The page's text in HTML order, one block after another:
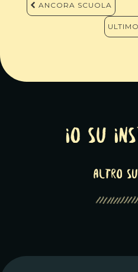
articoli
ANCORA SCUOLA
Io su
altro